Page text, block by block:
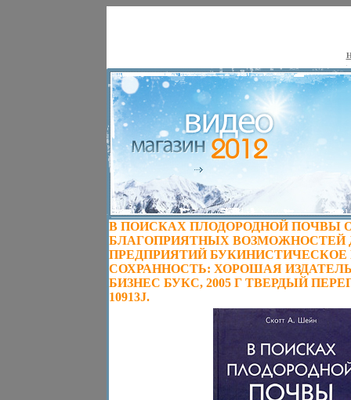
В ПОИСКАХ ПЛОДОРОДНОЙ ПОЧВЫ
БЛАГОПРИЯТНЫХ ВОЗМОЖНОСТЕЙ
ПРЕДПРИЯТИЙ БУКИНИСТИЧЕСКОЕ
СОХРАННОСТЬ: ХОРОШАЯ
БИЗНЕС БУКС, 2005 Г ТВЕРДЫЙ
10913J.